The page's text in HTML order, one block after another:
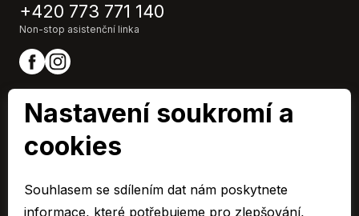
Společnost je zapsaná u Krajského soudu v Brně, oddíl C 15795
+420 773 771 140
Non-stop asistenční linka
Nastavení soukromí a
cookies
Souhlasem se sdílením dat nám poskytnete
informace, které potřebujeme pro zlepšování,